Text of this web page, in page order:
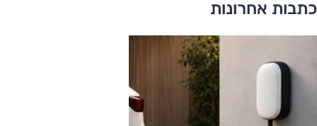
כתבות אחרונות